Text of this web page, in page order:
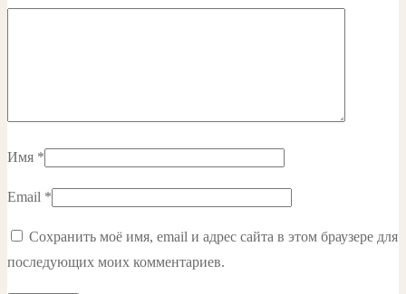
Имя *
Email *
Сохранить моё имя, email и адрес сайта в этом браузере для
последующих моих комментариев.